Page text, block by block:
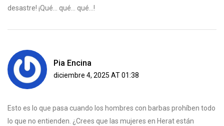
desastre! ¡Qué… qué… qué…!
Pia Encina
diciembre 4, 2025 AT 01:38
Esto es lo que pasa cuando los hombres con barbas prohíben todo
lo que no entienden. ¿Crees que las mujeres en Herat están